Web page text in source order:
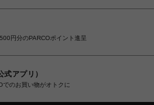
円分のPARCOポイント進呈
アプリ）
でのお買い物がオトクに